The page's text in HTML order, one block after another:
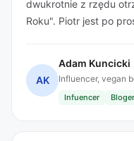
dwukrotnie z rzędu
Roku". Piotr jest po
AK
Adam Kuncicki
Influencer, vegan
Infuencer Bloger